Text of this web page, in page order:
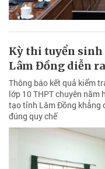
Kỳ thi tuyển sinh
Lâm Đồng diễn
Thông báo kết quả kiểm
lớp 10 THPT chuyên năm
tạo tỉnh Lâm Đồng khẳng
đúng quy chế